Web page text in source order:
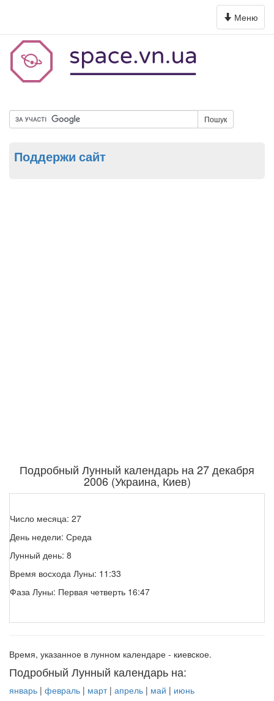
Toggle
navigation
Меню
Пошук
Поддержи сайт
Подробный Лунный календарь на 27 декабря
2006 (Украина, Киев)
Число месяца: 27
День недели: Среда
Лунный день: 8
Время восхода Луны: 11:33
Фаза Луны: Первая четверть 16:47
Время, указанное в лунном календаре - киевское.
Подробный Лунный календарь на:
январь | февраль | март| апрель | май | июнь